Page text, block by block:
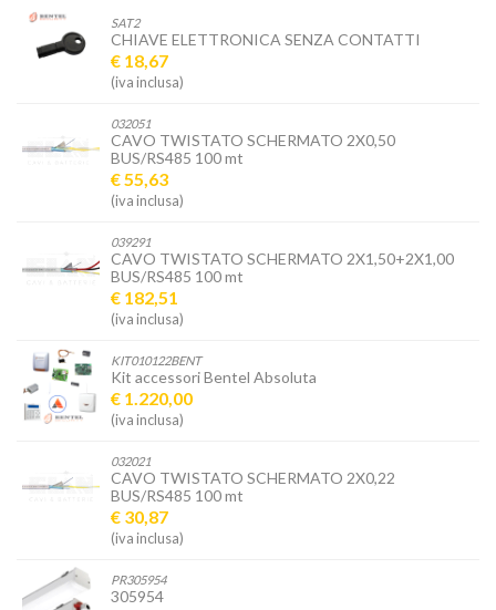
SAT2
CHIAVE ELETTRONICA SENZA CONTATTI
€ 18,67
(iva inclusa)
032051
CAVO TWISTATO SCHERMATO 2X0,50
BUS/RS485 100 mt
€ 55,63
(iva inclusa)
039291
CAVO TWISTATO SCHERMATO 2X1,50+2X1,00
BUS/RS485 100 mt
€ 182,51
(iva inclusa)
KIT010122BENT
Kit accessori Bentel Absoluta
€ 1.220,00
(iva inclusa)
032021
CAVO TWISTATO SCHERMATO 2X0,22
BUS/RS485 100 mt
€ 30,87
(iva inclusa)
PR305954
305954